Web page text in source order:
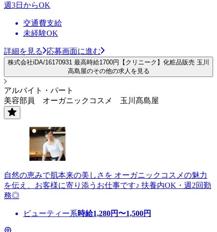
週3日からOK
交通費支給
未経験OK
詳細を見る 応募画面に進む
株式会社iDA/16170931 最高時給1700円【クリニーク】化粧品販売 玉川
高島屋のその他の求人を見る
アルバイト・パート
美容部員 オーガニックコスメ 玉川髙島屋
自然の恵みで肌本来の美しさを オーガニックコスメの魅力
を伝え、お客様に寄り添うお仕事です♪ 扶養内OK・週2回勤
務◎
ビューティー系時給1,280円〜1,500円